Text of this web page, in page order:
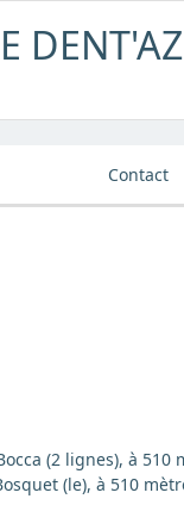
Contact
(2 lignes), à 510
(le), à 510